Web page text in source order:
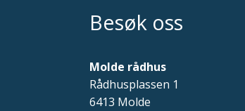
Besøk oss
Molde rådhus
Rådhusplassen 1
6413 Molde